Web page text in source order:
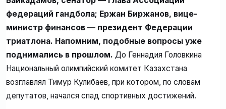
федераций гандбола; Ержан Биржанов, вице-
министр финансов — президент Федерации
триатлона. Напомним, подобные вопросы уже
поднимались в прошлом. До Геннадия Головкина
Национальный олимпийский комитет Казахстана
возглавлял Тимур Кулибаев, при котором, по словам
депутатов, начался спад спортивных достижений.